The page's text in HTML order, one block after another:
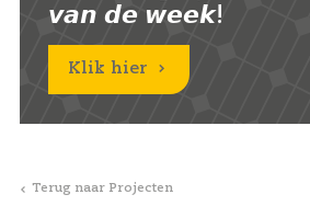
𝙫𝙖𝙣 𝙙𝙚 𝙬𝙚𝙚𝙠!
Klik hier
Terug naar Projecten